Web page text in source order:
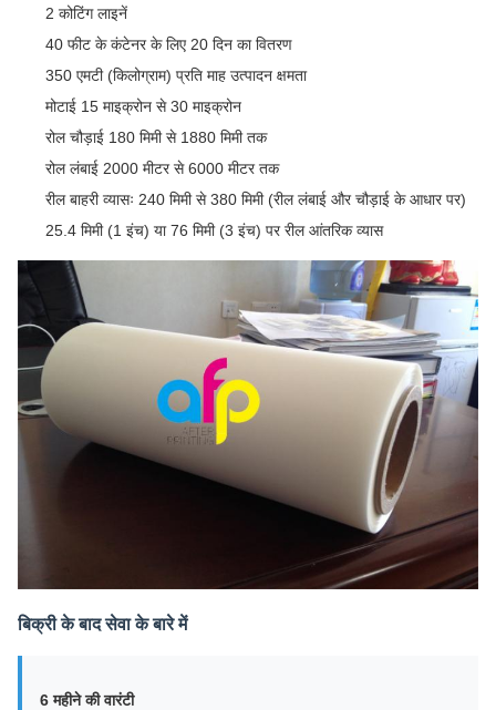
2 कोटिंग लाइनें
40 फीट के कंटेनर के लिए 20 दिन का वितरण
350 एमटी (किलोग्राम) प्रति माह उत्पादन क्षमता
मोटाई 15 माइक्रोन से 30 माइक्रोन
रोल चौड़ाई 180 मिमी से 1880 मिमी तक
रोल लंबाई 2000 मीटर से 6000 मीटर तक
रील बाहरी व्यासः 240 मिमी से 380 मिमी (रील लंबाई और चौड़ाई के आधार पर)
25.4 मिमी (1 इंच) या 76 मिमी (3 इंच) पर रील आंतरिक व्यास
बिक्री के बाद सेवा के बारे में
6 महीने की वारंटी